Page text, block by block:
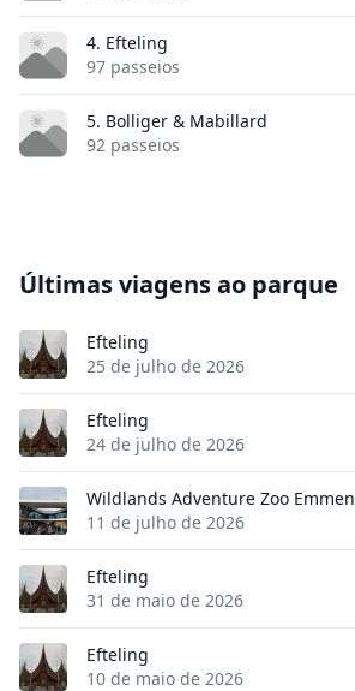
4. Efteling
97 passeios
5. Bolliger & Mabillard
92 passeios
Últimas viagens ao parque
Efteling
25 de julho de 2026
Efteling
24 de julho de 2026
Wildlands Adventure Zoo Emmen
11 de julho de 2026
Efteling
31 de maio de 2026
Efteling
10 de maio de 2026